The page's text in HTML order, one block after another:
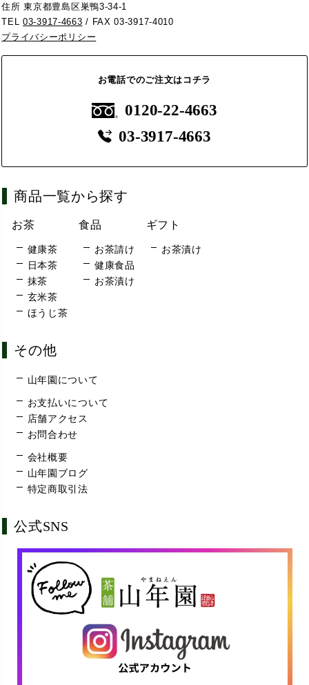
住所 東京都豊島区巣鴨3-34-1
TEL03-3917-4663 / FAX 03-3917-4010
プライバシーポリシー
お電話でのご注文はコチラ
0120-22-4663
03-3917-4663
商品一覧から探す
お茶
健康茶
日本茶
抹茶
玄米茶
ほうじ茶
食品
お茶請け
健康食品
お茶漬け
ギフト
お茶漬け
その他
山年園について
お支払いについて
店舗アクセス
お問合わせ
会社概要
山年園ブログ
特定商取引法
公式SNS